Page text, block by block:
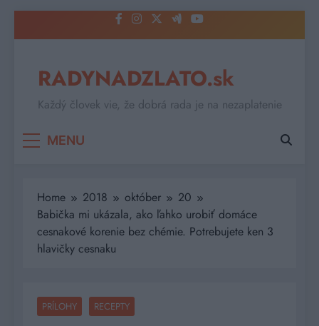
to
RADYNADZLATO.sk
Každý človek vie, že dobrá rada je na nezaplatenie
MENU
Home 2018 október
20
Babička mi ukázala, ako ľahko urobiť domáce
cesnakové korenie bez chémie. Potrebujete ken 3
hlavičky cesnaku
PRÍLOHY RECEPTY